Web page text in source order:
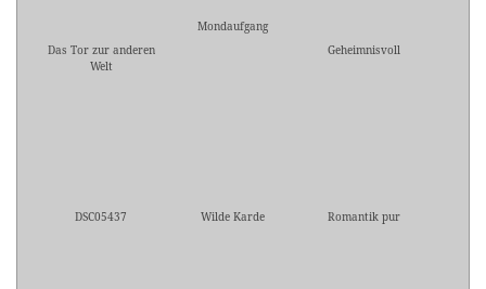
Das Tor zur anderen
Welt
Mondaufgang
Geheimnisvoll
DSC05437 Wilde Karde Romantik pur